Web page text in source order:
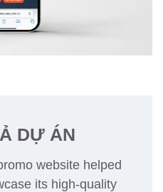
DỰ ÁN
website helped
its high-quality